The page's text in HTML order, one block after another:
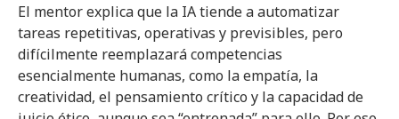
El mentor explica que la IA tiende a automatizar
tareas repetitivas, operativas y previsibles, pero
difícilmente reemplazará competencias
esencialmente humanas, como la empatía, la
creatividad, el pensamiento crítico y la capacidad de